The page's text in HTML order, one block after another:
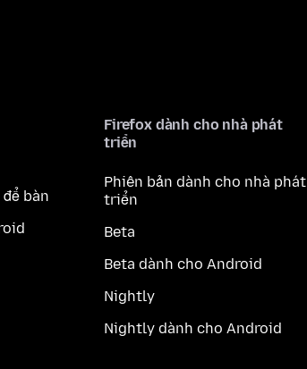
bàn
Firefox dành cho nhà phát
triển
Phiên bản dành cho nhà phát
triển
Beta
Beta dành cho Android
Nightly
Nightly dành cho Android